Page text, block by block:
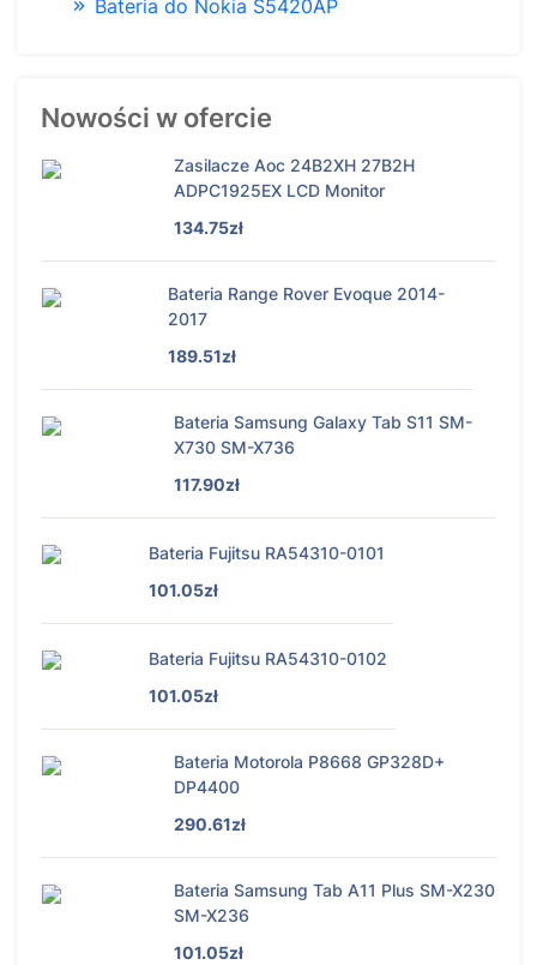
Bateria do Nokia S5420AP
Nowości w ofercie
Zasilacze Aoc 24B2XH 27B2H
ADPC1925EX LCD Monitor
134.75zł
Bateria Range Rover Evoque 2014-
2017
189.51zł
Bateria Samsung Galaxy Tab S11 SM-
X730 SM-X736
117.90zł
Bateria Fujitsu RA54310-0101
101.05zł
Bateria Fujitsu RA54310-0102
101.05zł
Bateria Motorola P8668 GP328D+
DP4400
290.61zł
Bateria Samsung Tab A11 Plus SM-X230
SM-X236
101.05zł